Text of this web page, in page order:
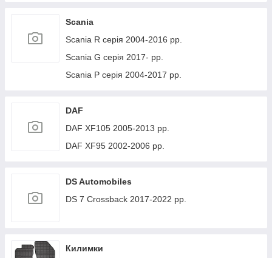
Scania
Scania R серія 2004-2016 рр.
Scania G серія 2017- рр.
Scania P серія 2004-2017 рр.
DAF
DAF XF105 2005-2013 рр.
DAF XF95 2002-2006 рр.
DS Automobiles
DS 7 Crossback 2017-2022 рр.
Килимки